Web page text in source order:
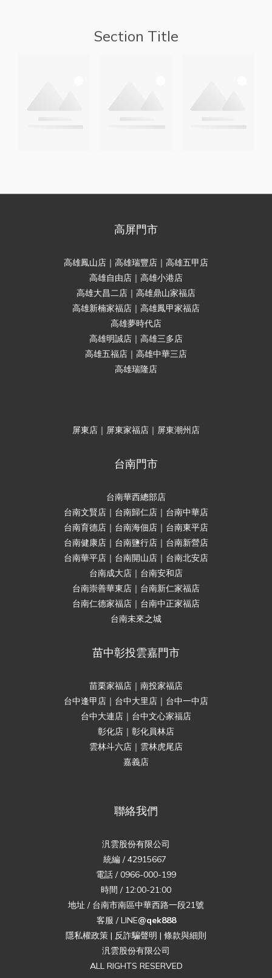
Section Title
高屏門市
高雄鳳山店｜高雄瑞豐店｜高雄五甲店
高雄自由店｜高雄小港店
高雄大昌二店｜高雄鼎山家福店
高雄新楠家福店｜高雄鳳甲家福店
高雄夢時代店
高雄明誠店｜高雄三多店
高雄五福店｜高雄中華三店
高雄瑞隆店
屏東店｜屏東家福店｜屏東潮州店
台南門市
台南華西總部店
台南文賢店｜台南歸仁店｜台南中華店
台南育德店｜台南海佃店｜台南東平店
台南健康店｜台南鹽行店｜台南新營店
台南華平店｜台南開山店｜台南北安店
台南成大店｜台南安和店
台南崇善華東店｜台南新仁家福店
台南仁德家福店｜台南中正家福店
台南未來之城
苗中彰投雲嘉門市
苗栗家福店｜南投家福店
台中逢甲店｜台中大里店｜台中一中店
台中大連店｜台中文心家福店
彰化店｜彰化員林店
雲林斗六店｜雲林虎尾店
嘉義店
聯絡我們
汎雲股份有限公司
統編 / 42915667
電話 / 0966-000-199
時間 / 12:00-21:00
地址 / 台南市南區中華西路一段21號
客服 / LINE@qek888
隱私權政策 | 反詐騙聲明 | 條款與細則
汎雲股份有限公司
ALL RIGHTS RESERVED